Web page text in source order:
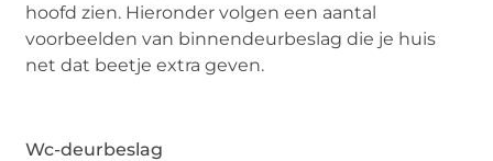
hoofd zien. Hieronder volgen een aantal
voorbeelden van binnendeurbeslag die je huis
net dat beetje extra geven.
Wc-deurbeslag